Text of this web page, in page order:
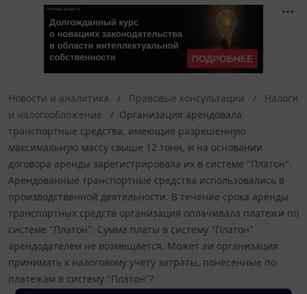
Новости и аналитика Правовые консультации
Налоги
и налогообложение
Организация арендовала
транспортные средства, имеющие разрешенную
максимальную массу свыше 12 тонн, и на основании
договора аренды зарегистрировала их в системе "Платон".
Арендованные транспортные средства использовались в
производственной деятельности. В течение срока аренды
транспортных средств организация оплачивала платежи по
системе "Платон". Сумма платы в систему "Платон"
арендодателем не возмещается. Может ли организация
принимать к налоговому учету затраты, понесенные по
платежам в систему "Платон"?